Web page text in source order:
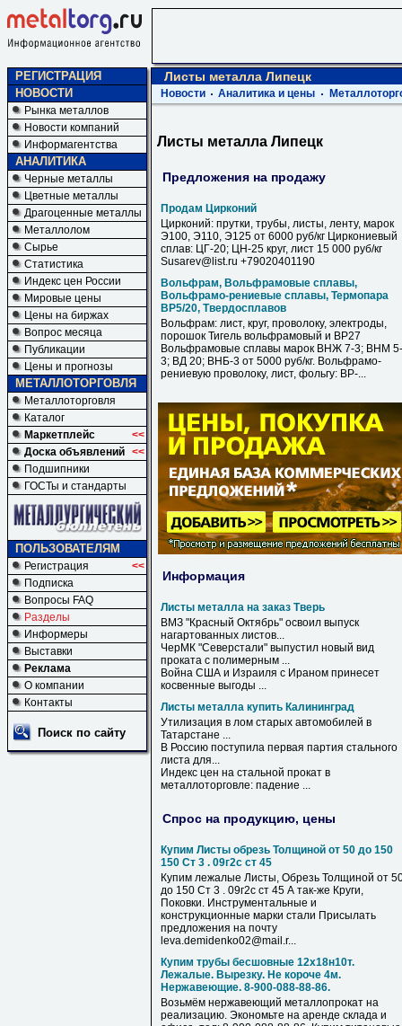
РЕГИСТРАЦИЯ
НОВОСТИ
Рынка металлов
Новости компаний
Информагентства
АНАЛИТИКА
Черные металлы
Цветные металлы
Драгоценные металлы
Металлолом
Сырье
Статистика
Индекс цен России
Мировые цены
Цены на биржах
Вопрос месяца
Публикации
Цены и прогнозы
МЕТАЛЛОТОРГОВЛЯ
Металлоторговля
Каталог
Маркетплейс
<<
Доска объявлений <<
Подшипники
ГОСТы и стандарты
ПОЛЬЗОВАТЕЛЯМ
Регистрация
<<
Подписка
Вопросы FAQ
Разделы
Информеры
Выставки
Реклама
О компании
Контакты
Поиск по сайту
Листы металла Липецк
Новости Аналитика и цены
Листы металла Липецк
Предложения на продажу
Продам Цирконий
Цирконий: прутки, трубы, листы, ленту, марок
Э100, Э110, Э125 от 6000 руб/кг Циркониевый
сплав: ЦГ-20; ЦН-25 круг, лист 15 000 руб/кг
Susarev@list.ru +79020401190
Вольфрам, Вольфрамовые сплавы,
Вольфрамо-рениевые сплавы, Термопара
ВР5/20, Твердосплавов
Вольфрам: лист, круг, проволоку, электроды,
порошок Тигель вольфрамовый и ВР27
Вольфрамовые сплавы марок ВНЖ 7-3; ВНМ 5-
3; ВД 20; ВНБ-3 от 5000 руб/кг. Вольфрамо-
рениевую проволоку, лист, фольгу: ВР-...
Информация
Листы металла на заказ Тверь
ВМЗ "Красный Октябрь" освоил выпуск
нагартованных листов...
ЧерМК "Северстали" выпустил новый вид
проката с полимерным ...
Война США и Израиля с Ираном принесет
косвенные выгоды ...
Листы металла купить Калининград
Утилизация в лом старых автомобилей в
Татарстане ...
В Россию поступила первая партия стального
листа для...
Индекс цен на стальной прокат в
металлоторговле: падение ...
Спрос на продукцию, цены
Купим Листы обрезь Толщиной от 50 до 150
150 Ст 3 . 09г2с ст 45
Купим лежалые Листы, Обрезь Толщиной от
до 150 Ст 3 . 09г2с ст 45 А так-же Круги,
Поковки. Инструментальные и
конструкционные марки стали Присылать
предложения на почту
leva.demidenko02@mail.r...
Купим трубы бесшовные 12х18н10т.
Лежалые. Вырезку. Не короче 4м.
Нержавеющие. 8-900-088-88-86.
Возьмём нержавеющий металлопрокат на
реализацию. Экономьте на аренде склада и